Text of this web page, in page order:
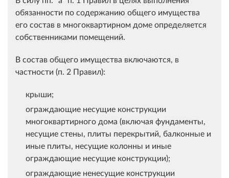
обязанности по содержанию общего имущества
его состав в многоквартирном доме определяется
собственниками помещений.
В состав общего имущества включаются, в
частности (п. 2 Правил):
крыши;
ограждающие несущие конструкции
многоквартирного дома (включая фундаменты,
несущие стены, плиты перекрытий, балконные и
иные плиты, несущие колонны и иные
ограждающие несущие конструкции);
ограждающие ненесущие конструкции